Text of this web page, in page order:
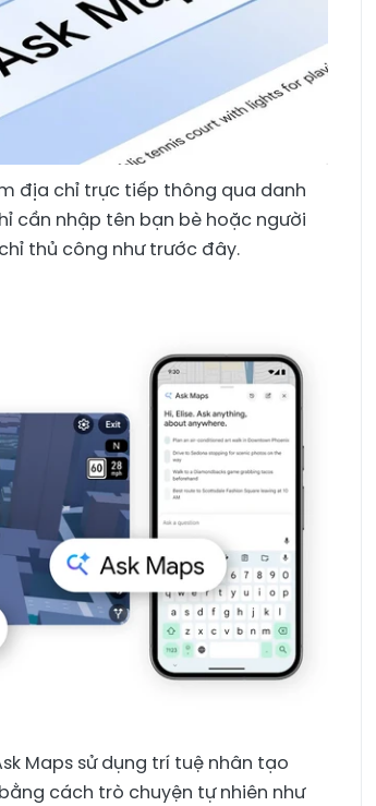
địa chỉ trực tiếp thông qua danh
cần nhập tên bạn bè hoặc người
thủ công như trước đây.
Maps sử dụng trí tuệ nhân tạo
cách trò chuyện tự nhiên như